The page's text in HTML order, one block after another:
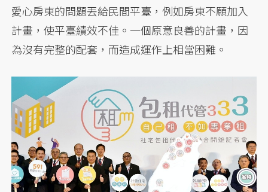
愛心房東的問題丟給民間平臺，例如房東不願加入
計畫，使平臺績效不佳。一個原意良善的計畫，因
為沒有完整的配套，而造成運作上相當困難。